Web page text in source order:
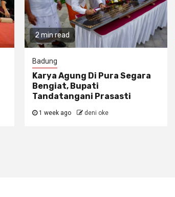
2 min read
Badung
Karya Agung Di Pura Segara
Bengiat, Bupati
Tandatangani Prasasti
1 week ago deni oke